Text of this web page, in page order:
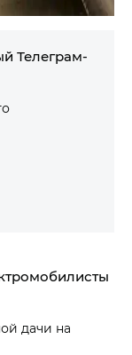
Телеграм-
дачи на